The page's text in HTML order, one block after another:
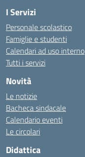
I Servizi
Personale scolastico
Famiglie e studenti
Calendari ad uso interno
Tutti i servizi
Novità
Le notizie
Bacheca sindacale
Calendario eventi
Le circolari
Didattica